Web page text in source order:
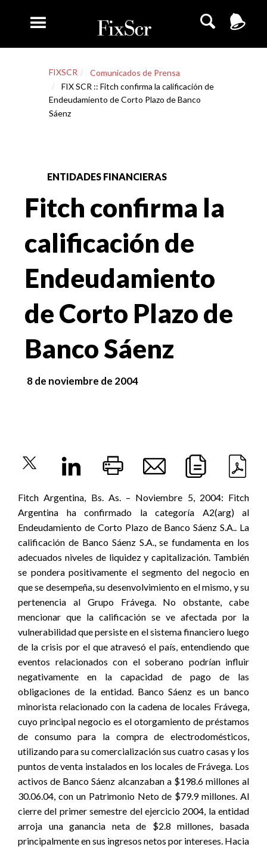
FIXSCR
Comunicados de Prensa
FIX SCR :: Fitch confirma la calificación de
Endeudamiento de Corto Plazo de Banco
Sáenz
ENTIDADES FINANCIERAS
Fitch confirma la
calificación de
Endeudamiento
de Corto Plazo de
Banco Sáenz
8 de noviembre de 2004
Fitch Argentina, Bs. As. – Noviembre 5, 2004: Fitch
Argentina ha confirmado la categoría A2(arg) al
Endeudamiento de Corto Plazo de Banco Sáenz S.A.. La
calificación de Banco Sáenz S.A., se fundamenta en los
adecuados niveles de liquidez y capitalización. También
se pondera positivamente el segmento del negocio en
que se desempeña, su desenvolvimiento en el mismo, y su
pertenencia al Grupo Frávega. No obstante, cabe
mencionar que la calificación se ve afectada por la
vulnerabilidad que persiste en el sistema financiero luego
de la crisis por el que atravesó el país, entendiendo que
eventos relacionados con el soberano podrían influir
negativamente en la capacidad de pago de las
obligaciones de la entidad. Banco Sáenz es un banco
minorista relacionado con la cadena de locales Frávega,
cuyo principal negocio es el otorgamiento de préstamos
de consumo para la compra de electrodomésticos,
utilizando para su comercialización sus cuatro casas y los
puntos de venta instalados en los locales de Frávega. Los
activos de Banco Sáenz alcanzaban a $198.6 millones al
30.06.04, con un Patrimonio Neto de $79.9 millones. Al
cierre del primer semestre del ejercicio 2004, la entidad
arroja una ganancia neta de $2.8 millones, basada
principalmente en sus ingresos netos por intereses. Hacia